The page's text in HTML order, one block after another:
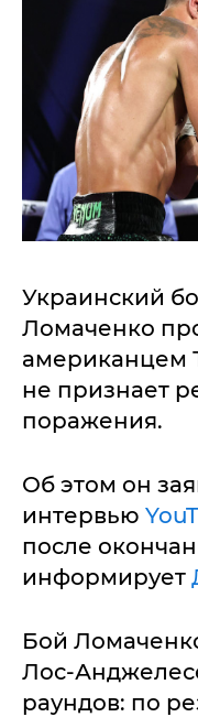
Украинский
Ломаченко
американцем
не признает
поражения.
Об этом он
интервью
после
информирует
Бой
Лос-
раундов: по